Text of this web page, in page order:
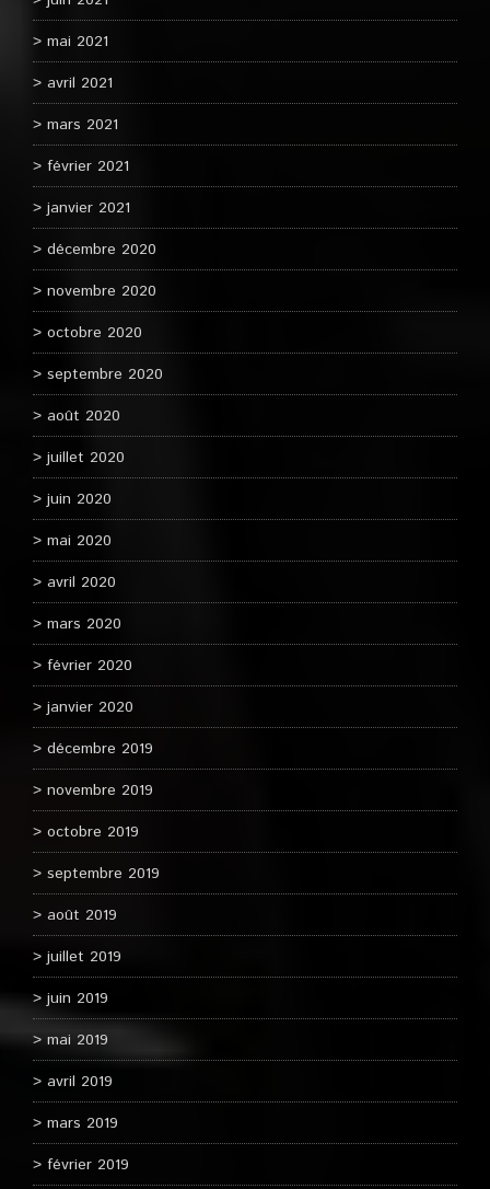
mai 2021
avril 2021
mars 2021
février 2021
janvier 2021
décembre 2020
novembre 2020
octobre 2020
septembre 2020
août 2020
juillet 2020
juin 2020
mai 2020
avril 2020
mars 2020
février 2020
janvier 2020
décembre 2019
novembre 2019
octobre 2019
septembre 2019
août 2019
juillet 2019
juin 2019
mai 2019
avril 2019
mars 2019
février 2019